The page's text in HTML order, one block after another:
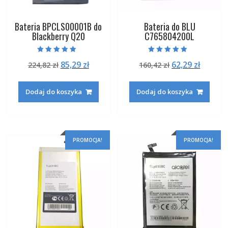
Bateria BPCLS00001B do
Blackberry Q20
5.00
na 5
224,82zł Pierwotna
wynosiła:
224,82 zł.
85,29 złAktualna
85,29 zł.
Dodaj do koszyka
Bateria do BLU
C765804200L
5.00
na 5
160,42zł Pierwotna
wynosiła:
160,42 zł.
62,29 zł
62,29
Dodaj do koszyka
PROMOCJA! PROMOCJA!